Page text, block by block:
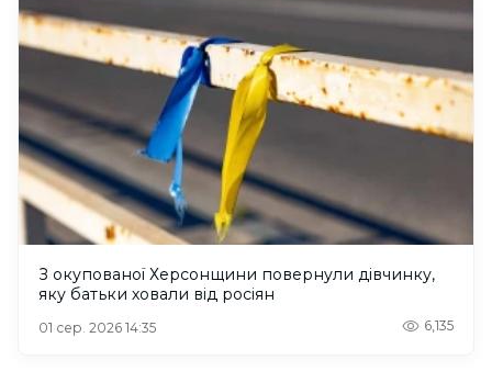
З окупованої Херсонщини повернули дівчинку,
яку батьки ховали від росіян
01 сер. 2026 14:35 6,135